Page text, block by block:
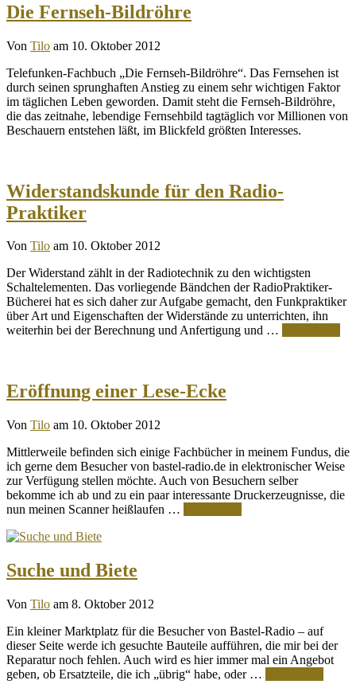
Die Fernseh-Bildröhre
Von Tilo am 10. Oktober 2012
Telefunken-Fachbuch „Die Fernseh-Bildröhre“. Das Fernsehen ist
durch seinen sprunghaften Anstieg zu einem sehr wichtigen Faktor
im täglichen Leben geworden. Damit steht die Fernseh-Bildröhre,
die das zeitnahe, lebendige Fernsehbild tagtäglich vor Millionen von
Beschauern entstehen läßt, im Blickfeld größten Interesses.
Widerstandskunde für den Radio-
Praktiker
Von Tilo am 10. Oktober 2012
Der Widerstand zählt in der Radiotechnik zu den wichtigsten
Schaltelementen. Das vorliegende Bändchen der RadioPraktiker-
Bücherei hat es sich daher zur Aufgabe gemacht, den Funkpraktiker
über Art und Eigenschaften der Widerstände zu unterrichten, ihn
weiterhin bei der Berechnung und Anfertigung und …
Eröffnung einer Lese-Ecke
Von Tilo am 10. Oktober 2012
Mittlerweile befinden sich einige Fachbücher in meinem Fundus, die
ich gerne dem Besucher von bastel-radio.de in elektronischer Weise
zur Verfügung stellen möchte. Auch von Besuchern selber
bekomme ich ab und zu ein paar interessante Druckerzeugnisse, die
nun meinen Scanner heißlaufen …
Suche und Biete
Von Tilo am 8. Oktober 2012
Ein kleiner Marktplatz für die Besucher von Bastel-Radio – auf
dieser Seite werde ich gesuchte Bauteile aufführen, die mir bei der
Reparatur noch fehlen. Auch wird es hier immer mal ein Angebot
geben, ob Ersatzteile, die ich „übrig“ habe, oder …